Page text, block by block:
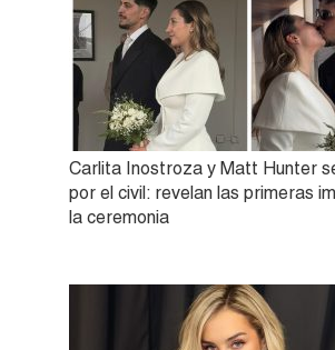
Carlita Inostroza y Matt Hunter
por el civil: revelan las primeras
la ceremonia